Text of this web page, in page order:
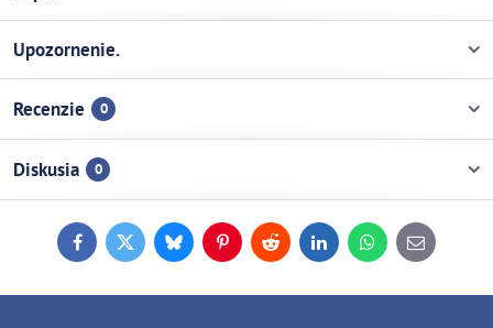
Upozornenie.
Recenzie 0
Diskusia 0
FacebookTwitterBlueskyPinterestReddit LinkedInWhatsApp
E-
mail